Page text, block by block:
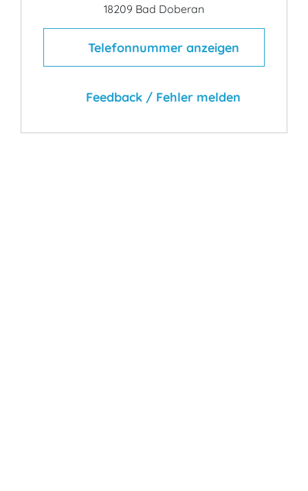
18209 Bad Doberan
Telefonnummer anzeigen
Feedback / Fehler melden